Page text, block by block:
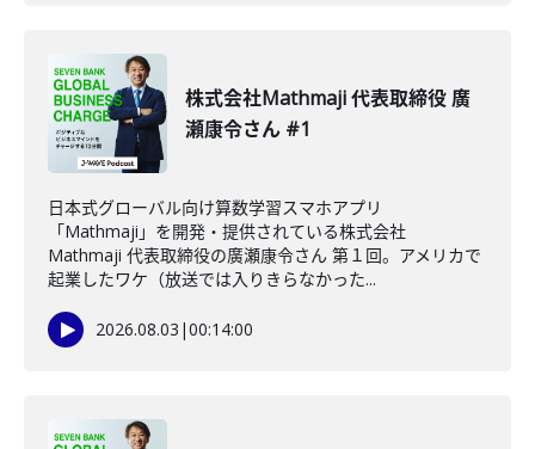
株式会社Mathmaji 代表取締役 廣
瀬康令さん #1
日本式グローバル向け算数学習スマホアプリ
「Mathmaji」を開発・提供されている株式会社
Mathmaji 代表取締役の廣瀬康令さん 第１回。アメリカで
起業したワケ（放送では入りきらなかった...
2026.08.03 |00:14:00